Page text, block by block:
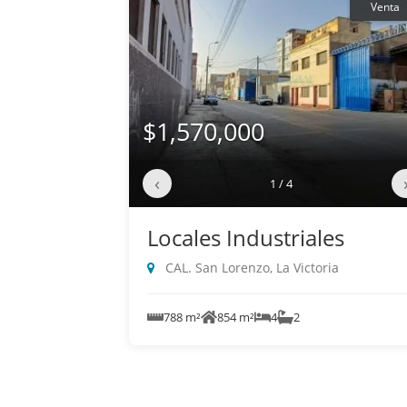
Venta
$1,570,000
‹ 1 / 4
Locales Industriales
CAL. San Lorenzo, La Victoria
788 m² 854 m² 4 2